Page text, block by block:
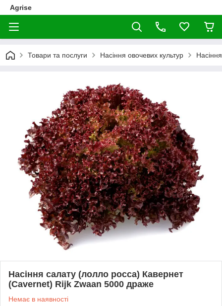
Agrise
Товари та послуги Насіння овочевих культур
Насіння салату (лолло росса) Кавернет
(Cavernet) Rijk Zwaan 5000 драже
Немає в наявності